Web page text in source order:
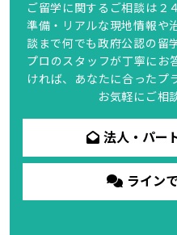
ご留学に関するご相談は２
準備・リアルな現地情報や
談まで何でも政府公認の留
プロのスタッフが丁寧にお
ければ、あなたに合ったプ
お気軽にご相
法人・パー
ライン